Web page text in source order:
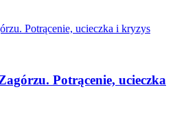
Potrącenie, ucieczka